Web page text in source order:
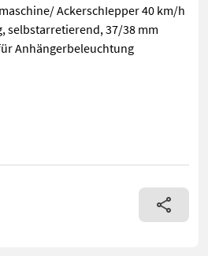
AckerschIepper 40 km/h
selbstarretierend, 37/38 mm
Anhängerbeleuchtung
mit separater Steuerung - 2 LED